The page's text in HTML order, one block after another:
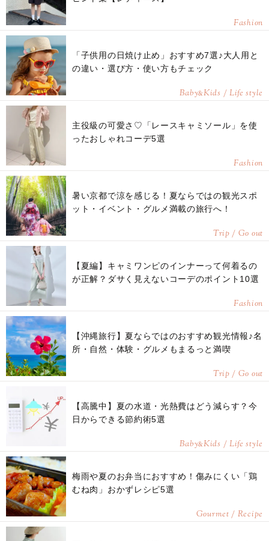
Fashion
「子供用の日焼け止め」おすすめ7選♪大人用と
の違い・選び方・使い方もチェック
Baby&Kids / Life style
主役級の可愛さ♡「レースキャミソール」を使
ったおしゃれコーデ5選
Fashion
暑い京都で涼を感じる！夏ならではの観光スポ
ット・イベント・グルメ満載の旅行へ！
Trip / Go out
【夏編】キャミワンピのインナーって何着るの
が正解？ダサく見えないコーデのポイント10選
Fashion
【沖縄旅行】夏ならではのおすすめ観光情報♪名
所・自然・体験・グルメもまるっと満喫
Trip / Go out
【高騰中】夏の水道・光熱費はどう減らす？今
日からできる節約術5選
Baby&Kids / Life style
梅雨や夏のお弁当におすすめ！傷みにくい「鶏
むね肉」おかずレシピ5選
Gourmet / Recipe